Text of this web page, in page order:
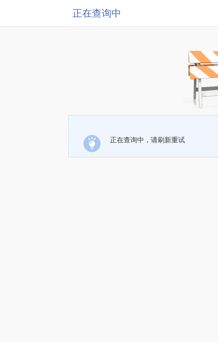
正在查询中
正在查询中，请刷新重试